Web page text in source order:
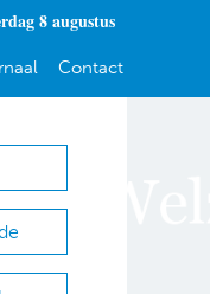
8 augustus
Contact